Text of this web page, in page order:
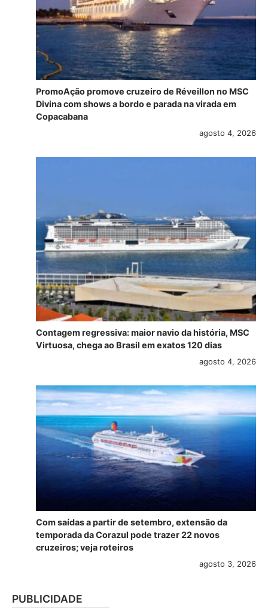
PromoAção promove cruzeiro de Réveillon no MSC
Divina com shows a bordo e parada na virada em
Copacabana
agosto 4, 2026
Contagem regressiva: maior navio da história, MSC
Virtuosa, chega ao Brasil em exatos 120 dias
agosto 4, 2026
Com saídas a partir de setembro, extensão da
temporada da Corazul pode trazer 22 novos
cruzeiros; veja roteiros
agosto 3, 2026
PUBLICIDADE